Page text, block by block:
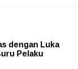
dengan Luka
Pelaku